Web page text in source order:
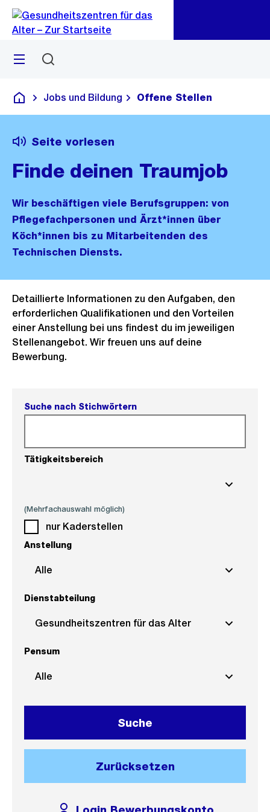
Navigation
Sprunglink
Menü
Gesundheitszentren für das Alter
Jobs und Bildung Offene Stellen
Seite vorlesen
Finde deinen Traumjob
Wir beschäftigen viele Berufsgruppen: von
Pflegefachpersonen und Ärzt*innen über
Köch*innen bis zu Mitarbeitenden des
Technischen Diensts.
Detaillierte Informationen zu den Aufgaben, den
erforderlichen Qualifikationen und den Vorteilen
einer Anstellung bei uns findest du im jeweiligen
Stellenangebot. Wir freuen uns auf deine
Bewerbung.
Suche nach Stichwörtern
Tätigkeitsbereich
(Mehrfachauswahl möglich)
nur Kaderstellen
Anstellung
Alle
Dienstabteilung
Gesundheitszentren für das Alter
Pensum
Alle
Zurücksetzen
Suche